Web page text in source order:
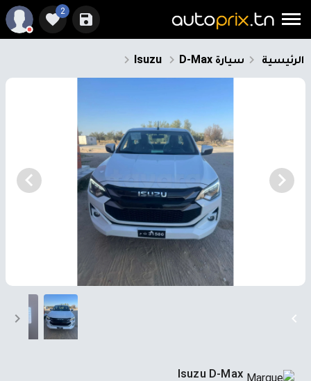
2
الرئيسية سيارة Isuzu D-Max
Isuzu D-Max